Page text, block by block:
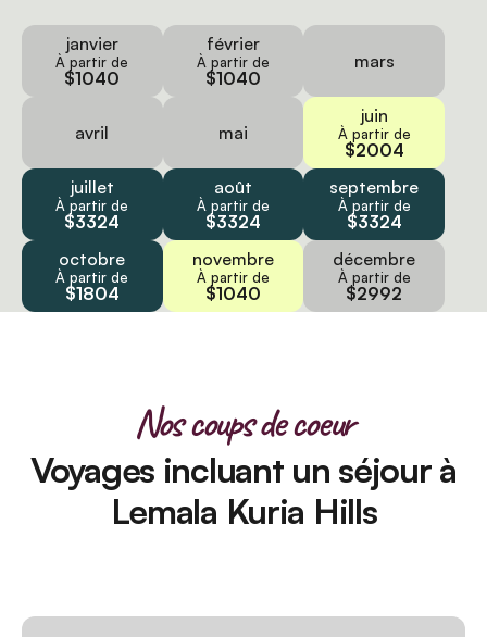
janvier
À partir de
$1040
février
À partir de
$1040
mars
avril mai
juin
À partir de
$2004
juillet
À partir de
$3324
août
À partir de
$3324
septembre
À partir de
$3324
octobre
À partir de
$1804
novembre
À partir de
$1040
décembre
À partir de
$2992
Nos coups de coeur
Voyages incluant un séjour à
Lemala Kuria Hills